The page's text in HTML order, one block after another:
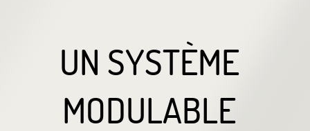
UN SYSTÈME
MODULABLE